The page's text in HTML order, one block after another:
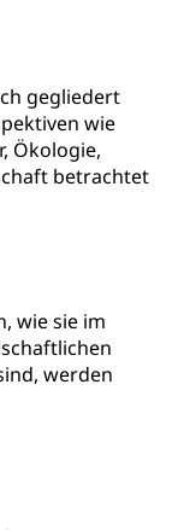
gegliedert
wie
Ökologie,
betrachtet
wie sie im
werden
Kartell,